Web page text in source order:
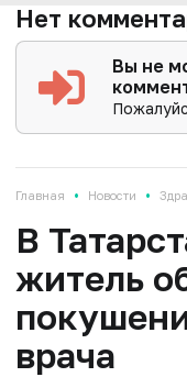
Нет
Вы не
Главная • Новости •
В
житель
врача